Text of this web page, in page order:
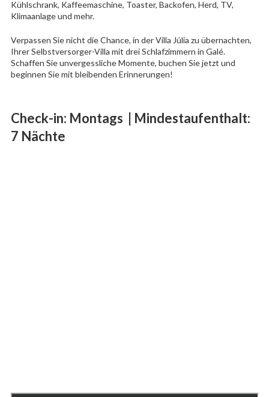
Kühlschrank, Kaffeemaschine, Toaster, Backofen, Herd, TV,
Klimaanlage und mehr.
Verpassen Sie nicht die Chance, in der Villa Júlia zu übernachten,
Ihrer Selbstversorger-Villa mit drei Schlafzimmern in Galé.
Schaffen Sie unvergessliche Momente, buchen Sie jetzt und
beginnen Sie mit bleibenden Erinnerungen!
Check-in: Montags | Mindestaufenthalt:
7 Nächte